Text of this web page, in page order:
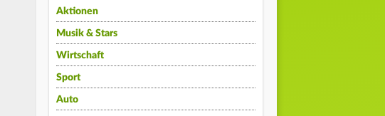
Aktionen
Musik & Stars
Wirtschaft
Sport
Auto